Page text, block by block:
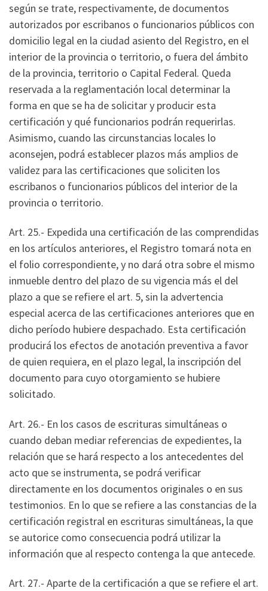
según se trate, respectivamente, de documentos
autorizados por escribanos o funcionarios públicos con
domicilio legal en la ciudad asiento del Registro, en el
interior de la provincia o territorio, o fuera del ámbito
de la provincia, territorio o Capital Federal. Queda
reservada a la reglamentación local determinar la
forma en que se ha de solicitar y producir esta
certificación y qué funcionarios podrán requerirlas.
Asimismo, cuando las circunstancias locales lo
aconsejen, podrá establecer plazos más amplios de
validez para las certificaciones que soliciten los
escribanos o funcionarios públicos del interior de la
provincia o territorio.
Art. 25.- Expedida una certificación de las comprendidas
en los artículos anteriores, el Registro tomará nota en
el folio correspondiente, y no dará otra sobre el mismo
inmueble dentro del plazo de su vigencia más el del
plazo a que se refiere el art. 5, sin la advertencia
especial acerca de las certificaciones anteriores que en
dicho período hubiere despachado. Esta certificación
producirá los efectos de anotación preventiva a favor
de quien requiera, en el plazo legal, la inscripción del
documento para cuyo otorgamiento se hubiere
solicitado.
Art. 26.- En los casos de escrituras simultáneas o
cuando deban mediar referencias de expedientes, la
relación que se hará respecto a los antecedentes del
acto que se instrumenta, se podrá verificar
directamente en los documentos originales o en sus
testimonios. En lo que se refiere a las constancias de la
certificación registral en escrituras simultáneas, la que
se autorice como consecuencia podrá utilizar la
información que al respecto contenga la que antecede.
Art. 27.- Aparte de la certificación a que se refiere el art.